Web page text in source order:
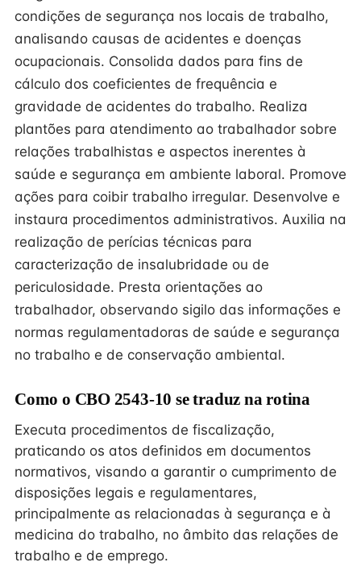
condições de segurança nos locais de trabalho,
analisando causas de acidentes e doenças
ocupacionais. Consolida dados para fins de
cálculo dos coeficientes de frequência e
gravidade de acidentes do trabalho. Realiza
plantões para atendimento ao trabalhador sobre
relações trabalhistas e aspectos inerentes à
saúde e segurança em ambiente laboral. Promove
ações para coibir trabalho irregular. Desenvolve e
instaura procedimentos administrativos. Auxilia na
realização de perícias técnicas para
caracterização de insalubridade ou de
periculosidade. Presta orientações ao
trabalhador, observando sigilo das informações e
normas regulamentadoras de saúde e segurança
no trabalho e de conservação ambiental.
Como o CBO 2543-10 se traduz na rotina
Executa procedimentos de fiscalização,
praticando os atos definidos em documentos
normativos, visando a garantir o cumprimento de
disposições legais e regulamentares,
principalmente as relacionadas à segurança e à
medicina do trabalho, no âmbito das relações de
trabalho e de emprego.